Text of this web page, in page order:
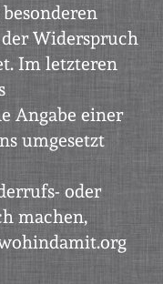
Widerspruch
Im letzteren
Angabe einer
umgesetzt
oder
machen,